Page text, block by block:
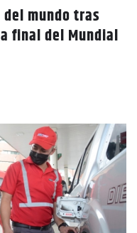
del mundo tras
final del Mundial